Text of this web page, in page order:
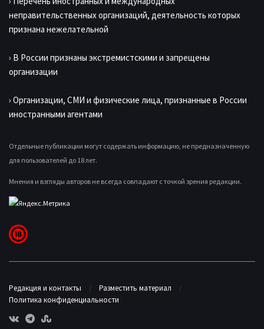
неправительственных организаций, деятельность которых
признана нежелательной
› В России признаны экстремистскими и запрещены
организации
› Организации, СМИ и физические лица, признанные в России
иностранными агентами
Отдельные публикации могут содержать информацию, не предназначенную
для пользователей до 18 лет.
Мнения и взгляды авторов не всегда совпадают с точкой зрения редакции.
Редакция и контакты
Разместить материал
Политика конфиденциальности